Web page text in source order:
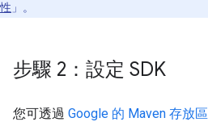
性 」。
步驟 2：設定 SDK
您可透過 Google 的 Maven 存放區